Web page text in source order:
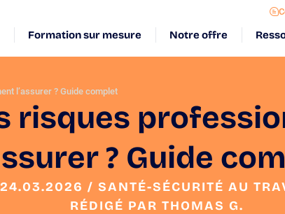
Formation sur mesure Notre offre
l’assurer ? Guide complet
risques
? Guide
24.03.2026 / SANTÉ-SÉCURITÉ AU
RÉDIGÉ PAR THOMAS G.